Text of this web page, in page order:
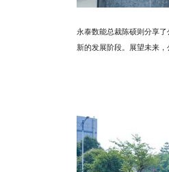
永泰数能总裁陈硕则分享
新的发展阶段。展望未来